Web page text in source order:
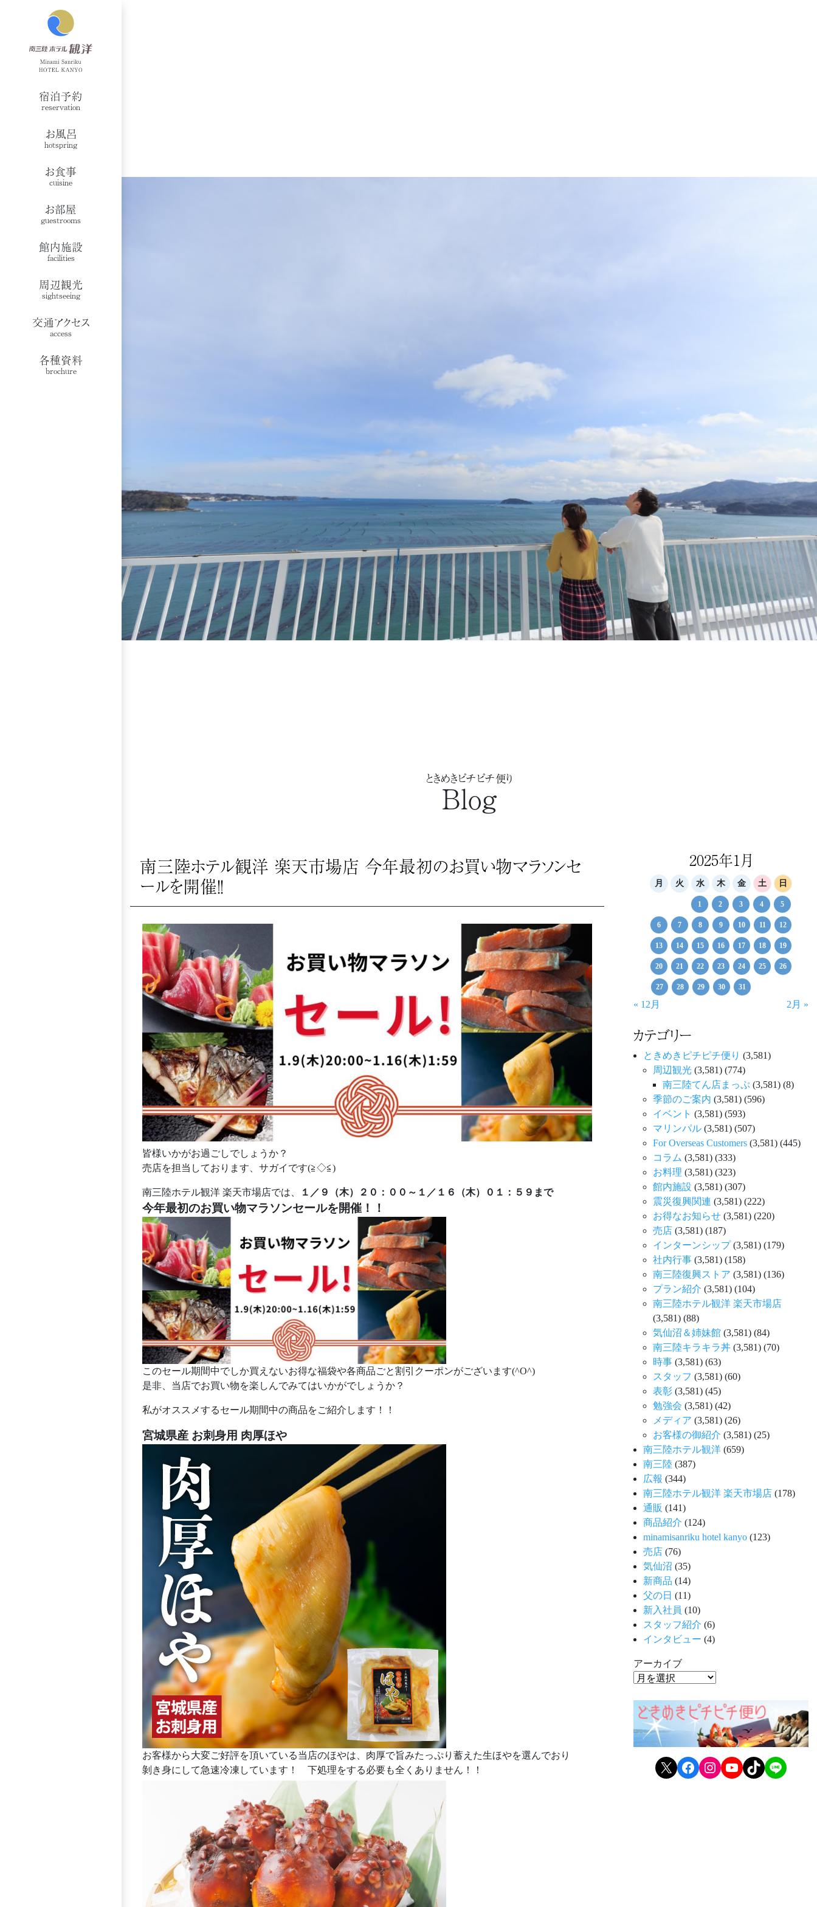
宿泊予約
reservation
お風呂
hotspring
お食事
cuisine
お部屋
guestrooms
館内施設
facilities
周辺観光
sightseeing
交通アクセス
access
各種資料
brochure
ときめきピチピチ便り
Blog
南三陸ホテル観洋 楽天市場店 今年最初のお買い物マラソンセ
ールを開催！！
皆様いかがお過ごしでしょうか？
売店を担当しております、サガイです(≧◇≦)
南三陸ホテル観洋 楽天市場店では、 １／９（木）２０：００～１／１６（木）０１：５９まで
今年最初のお買い物マラソンセールを開催！！
このセール期間中でしか買えないお得な福袋や各商品ごと割引クーポンがございます(^O^)
是非、当店でお買い物を楽しんでみてはいかがでしょうか？
私がオススメするセール期間中の商品をご紹介します！！
宮城県産 お刺身用 肉厚ほや
お客様から大変ご好評を頂いている当店のほやは、肉厚で旨みたっぷり蓄えた生ほやを選んでおり
剝き身にして急速冷凍しています！ 下処理をする必要も全くありません！！
2025年1月
月 火 水 木 金 土 日
1 2 3 4 5
6 7 8 9 10 11 12
13 14 15 16 17 18 19
20 21 22 23 24 25 26
27 28 29 30 31
« 12月 2月 »
カテゴリー
ときめきピチピチ便り (3,581)
周辺観光 (3,581) (774)
南三陸てん店まっぷ (3,581) (8)
季節のご案内 (3,581) (596)
イベント (3,581) (593)
マリンパル (3,581) (507)
For Overseas Customers (3,581) (445)
コラム (3,581) (333)
お料理 (3,581) (323)
館内施設 (3,581) (307)
震災復興関連 (3,581) (222)
お得なお知らせ (3,581) (220)
売店 (3,581) (187)
インターンシップ(3,581) (179)
社内行事 (3,581) (158)
南三陸復興ストア (3,581) (136)
プラン紹介 (3,581) (104)
南三陸ホテル観洋 楽天市場店
(3,581) (88)
気仙沼＆姉妹館 (3,581) (84)
南三陸キラキラ丼 (3,581) (70)
時事 (3,581) (63)
スタッフ (3,581) (60)
表彰 (3,581) (45)
勉強会 (3,581) (42)
メディア (3,581) (26)
お客様の御紹介 (3,581) (25)
南三陸ホテル観洋 (659)
南三陸 (387)
広報 (344)
南三陸ホテル観洋 楽天市場店 (178)
通販 (141)
商品紹介 (124)
minamisanriku hotel kanyo (123)
売店 (76)
気仙沼 (35)
新商品 (14)
父の日 (11)
新入社員 (10)
スタッフ紹介 (6)
インタビュー (4)
アーカイブ
X Facebook Instagram YouTube TikTok LINE